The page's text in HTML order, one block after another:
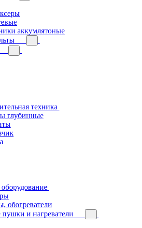
аккумлятоные
техника
глубинные
обогреватели
и нагреватели